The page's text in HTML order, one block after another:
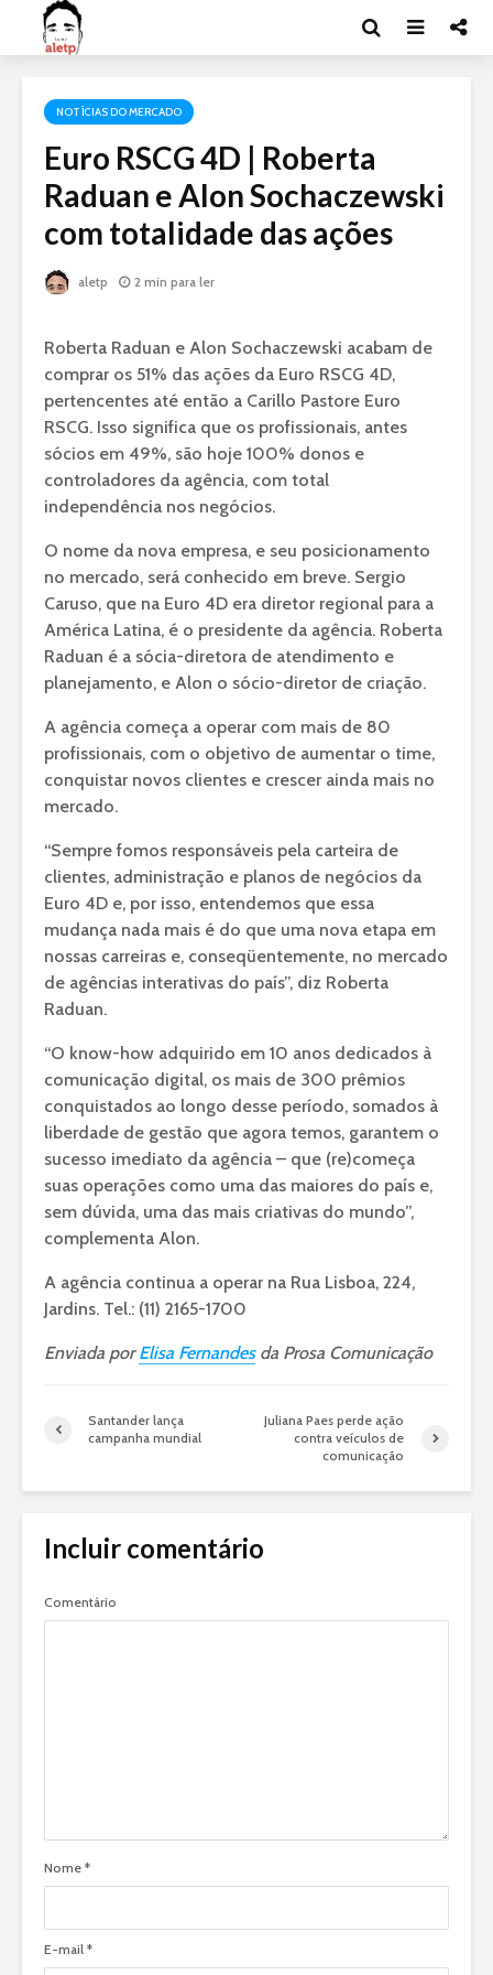
NOTÍCIAS DO MERCADO
Euro RSCG 4D | Roberta
Raduan e Alon Sochaczewski
com totalidade das ações
aletp 2 min para ler
Roberta Raduan e Alon Sochaczewski acabam de
comprar os 51% das ações da Euro RSCG 4D,
pertencentes até então a Carillo Pastore Euro
RSCG. Isso significa que os profissionais, antes
sócios em 49%, são hoje 100% donos e
controladores da agência, com total
independência nos negócios.
O nome da nova empresa, e seu posicionamento
no mercado, será conhecido em breve. Sergio
Caruso, que na Euro 4D era diretor regional para a
América Latina, é o presidente da agência. Roberta
Raduan é a sócia-diretora de atendimento e
planejamento, e Alon o sócio-diretor de criação.
A agência começa a operar com mais de 80
profissionais, com o objetivo de aumentar o time,
conquistar novos clientes e crescer ainda mais no
mercado.
“Sempre fomos responsáveis pela carteira de
clientes, administração e planos de negócios da
Euro 4D e, por isso, entendemos que essa
mudança nada mais é do que uma nova etapa em
nossas carreiras e, conseqüentemente, no mercado
de agências interativas do país”, diz Roberta
Raduan.
“O know-how adquirido em 10 anos dedicados à
comunicação digital, os mais de 300 prêmios
conquistados ao longo desse período, somados à
liberdade de gestão que agora temos, garantem o
sucesso imediato da agência – que (re)começa
suas operações como uma das maiores do país e,
sem dúvida, uma das mais criativas do mundo”,
complementa Alon.
A agência continua a operar na Rua Lisboa, 224,
Jardins. Tel.: (11) 2165-1700
Enviada porElisa Fernandesda Prosa Comunicação
Santander lança
campanha mundial
Juliana Paes perde ação
contra veículos de
comunicação
Incluir comentário
Comentário
Nome *
E-mail *